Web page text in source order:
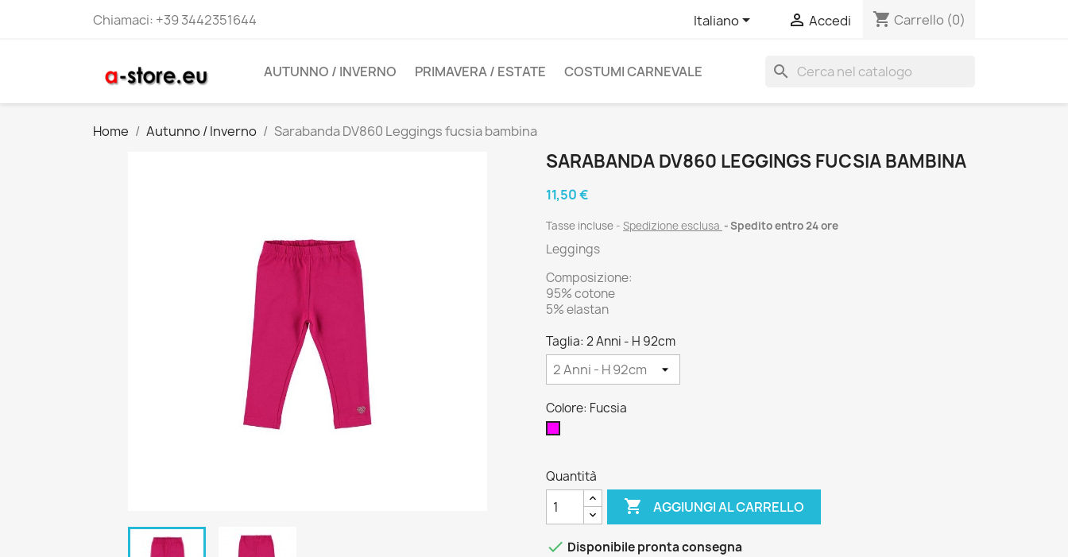
Chiamaci: +39 3442351644 Italiano  Accedi shopping_cart Carrello (0)
AUTUNNO / INVERNO PRIMAVERA / ESTATE COSTUMI CARNEVALE search
Home Autunno / Inverno Sarabanda DV860 Leggings fucsia bambina
SARABANDA DV860 LEGGINGS FUCSIA BAMBINA
11,50 €
Tasse incluse Spedizione esclusa Spedito entro 24 ore
Leggings
Composizione:
95% cotone
5% elastan
Taglia: 2 Anni - H 92cm
Colore: Fucsia
Quantità
 AGGIUNGI AL CARRELLO
 Disponibile pronta consegna